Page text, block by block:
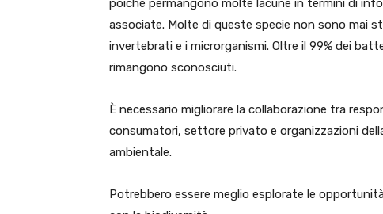
poiché permangono molte lacune in termini di
associate. Molte di queste specie non sono mai
invertebrati e i microrganismi. Oltre il 99% dei
rimangono sconosciuti.
È necessario migliorare la collaborazione tra
consumatori, settore privato e organizzazioni
ambientale.
Potrebbero essere meglio esplorate le